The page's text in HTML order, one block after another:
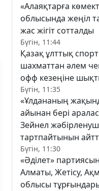
«Алаяқтарға
облысында жеңіл
жас жігіт сотталды
Бүгін, 11:44
Қазақ ұлттық
шахматтан әлем
офф кезеңіне
Бүгін, 11:35
«Ұлдананың
айынан бері
Зейнел
тартпайтынын
Бүгін, 11:30
«Әділет»
Алматы, Жетісу,
облысы